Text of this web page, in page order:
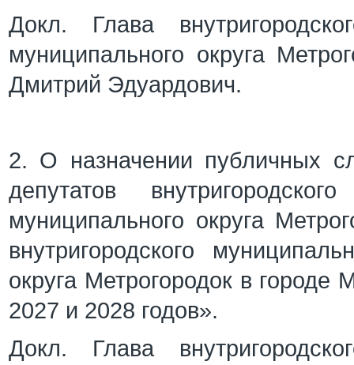
Докл. Глава
муниципального округа
Дмитрий Эдуардович.
2. О назначении публичных
депутатов
муниципального округа
внутригородского
округа Метрогородок в
2027 и 2028 годов».
Докл. Глава